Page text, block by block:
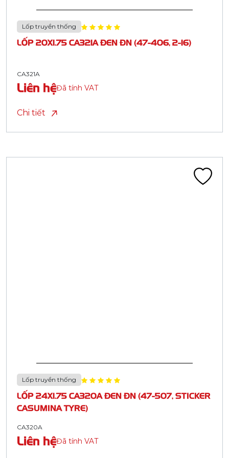
Lốp truyền thống
LỐP 20X1.75 CA321A ĐEN ĐN (47-406, 2-16)
CA321A
Liên hệĐã tính VAT
Chi tiết
Lốp truyền thống
LỐP 24X1.75 CA320A ĐEN ĐN (47-507, STICKER
CASUMINA TYRE)
CA320A
Liên hệĐã tính VAT